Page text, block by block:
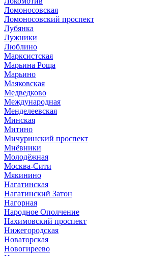
Ломоносовская
Ломоносовский проспект
Лубянка
Лужники
Люблино
Марксистская
Марьина Роща
Марьино
Маяковская
Медведково
Международная
Менделеевская
Минская
Митино
Мичуринский проспект
Мнёвники
Молодёжная
Москва-Сити
Мякинино
Нагатинская
Нагатинский Затон
Нагорная
Народное Ополчение
Нахимовский проспект
Нижегородская
Новаторская
Новогиреево